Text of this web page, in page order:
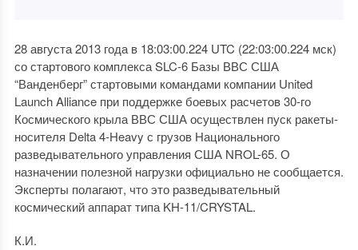
28 августа 2013 года в 18:03:00.224 UTC (22:03:00.224 мск)
со стартового комплекса SLC-6 Базы ВВС США
“Ванденберг” стартовыми командами компании United
Launch Alliance при поддержке боевых расчетов 30-го
Космического крыла ВВС США осуществлен пуск ракеты-
носителя Delta 4-Heavy с грузов Национального
разведывательного управления США NROL-65. О
назначении полезной нагрузки официально не сообщается.
Эксперты полагают, что это разведывательный
космический аппарат типа KH-11/CRYSTAL.
К.И.